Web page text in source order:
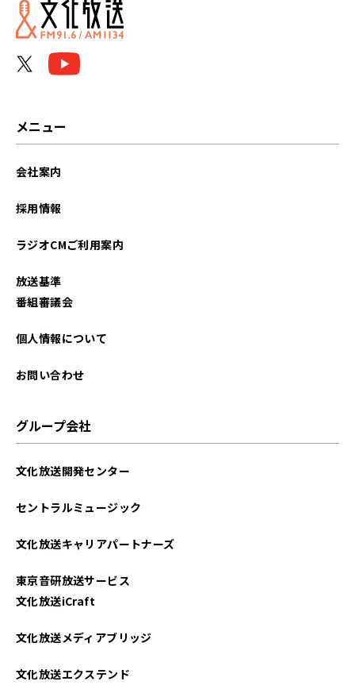
2026年04月
2025年07月
2025年04月
2024年11月
2024年10月
メニュー
会社案内
採用情報
ラジオCMご利用案内
放送基準
番組審議会
個人情報について
お問い合わせ
グループ会社
文化放送開発センター
セントラルミュージック
文化放送キャリアパートナーズ
東京音研放送サービス
文化放送iCraft
文化放送メディアブリッジ
文化放送エクステンド